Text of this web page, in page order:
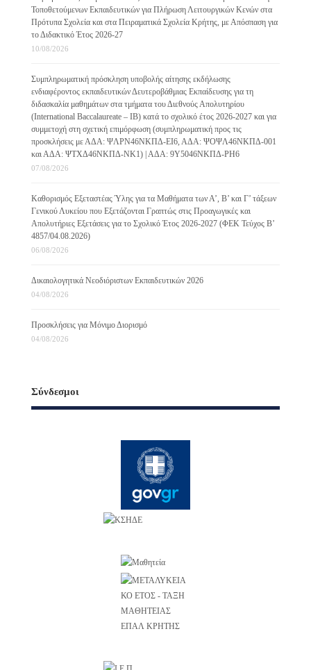
Τοποθετούμενων Εκπαιδευτικών για Πλήρωση Λειτουργικών Κενών στα
Πρότυπα Σχολεία και στα Πειραματικά Σχολεία Κρήτης, με Απόσπαση για
το Διδακτικό Έτος 2026-27
10/08/2026
Συμπληρωματική πρόσκληση υποβολής αίτησης εκδήλωσης
ενδιαφέροντος εκπαιδευτικών Δευτεροβάθμιας Εκπαίδευσης για τη
διδασκαλία μαθημάτων στα τμήματα του Διεθνούς Απολυτηρίου
(International Baccalaureate – IB) κατά το σχολικό έτος 2026-2027 και για
συμμετοχή στη σχετική επιμόρφωση (συμπληρωματική προς τις
προσκλήσεις με ΑΔΑ: ΨΛΡΝ46ΝΚΠΔ-ΕΙ6, ΑΔΑ: ΨΟΨΛ46ΝΚΠΔ-001
και ΑΔΑ: ΨΤΧΔ46ΝΚΠΔ-ΝΚ1) | ΑΔΑ: 9Υ5046ΝΚΠΔ-ΡΗ6
07/08/2026
Καθορισμός Εξεταστέας Ύλης για τα Μαθήματα των Α’, Β’ και Γ’ τάξεων
Γενικού Λυκείου που Εξετάζονται Γραπτώς στις Προαγωγικές και
Απολυτήριες Εξετάσεις για το Σχολικό Έτος 2026-2027 (ΦΕΚ Τεύχος B’
4857/04.08.2026)
06/08/2026
Δικαιολογητικά Νεοδιόριστων Εκπαιδευτικών 2026
04/08/2026
Προσκλήσεις για Μόνιμο Διορισμό
04/08/2026
Σύνδεσμοι